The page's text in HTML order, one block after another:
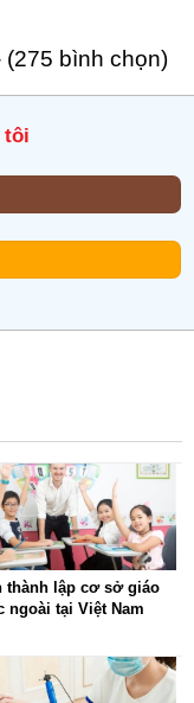
(275 bình chọn)
tôi
thành lập cơ sở giáo
ngoài tại Việt Nam